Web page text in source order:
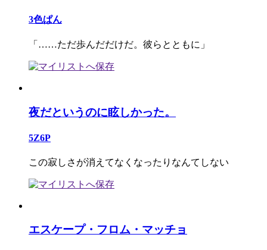
3色ぱん
「……ただ歩んだだけだ。彼らとともに」
夜だというのに眩しかった。
5Z6P
この寂しさが消えてなくなったりなんてしない
エスケープ・フロム・マッチョ